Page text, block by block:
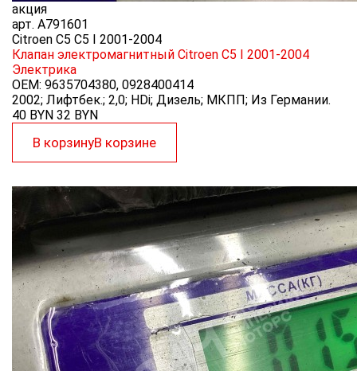
акция
арт. A791601
Citroen C5 C5 I 2001-2004
Клапан электромагнитный Citroen C5 I 2001-2004
Электрика
OEM: 9635704380, 0928400414
2002; Лифтбек.; 2,0; HDi; Дизель; МКПП; Из Германии.
40 BYN 32 BYN
В корзинуВ корзине